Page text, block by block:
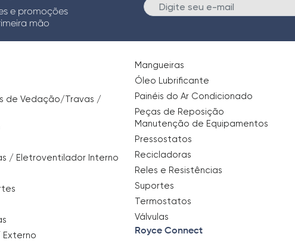
e promoções
mão
de Vedação/Travas /
/ Eletroventilador Interno
Mangueiras
Óleo Lubrificante
Painéis do Ar Condicionado
Peças de Reposição
Manutenção de Equipamentos
Pressostatos
Recicladoras
Reles e Resistências
Suportes
Termostatos
Válvulas
Royce Connect